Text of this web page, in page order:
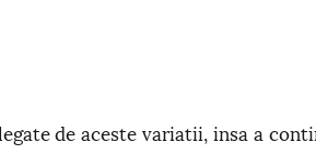
de aceste variatii, insa a